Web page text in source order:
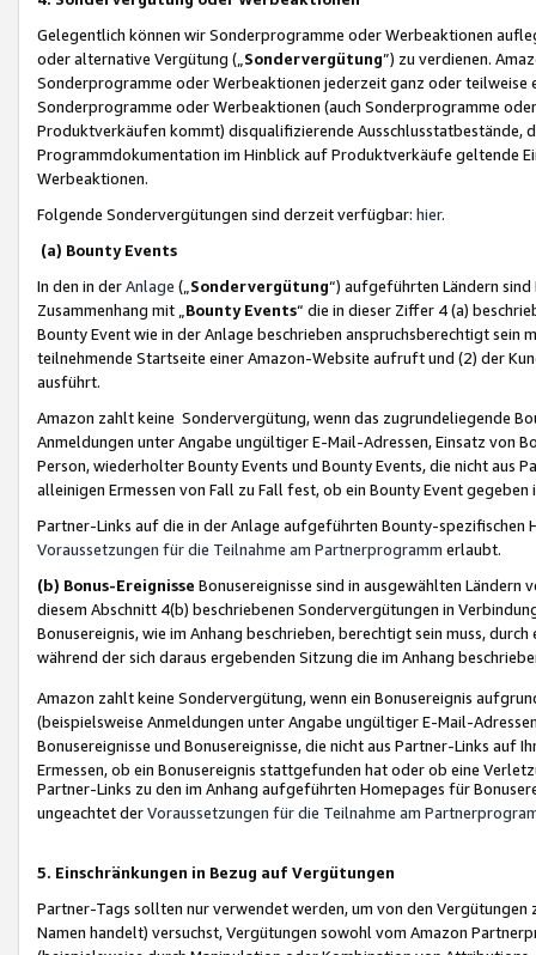
Gelegentlich können wir Sonderprogramme oder Werbeaktionen
oder alternative Vergütung („ Sondervergütung”) zu verdienen.
Sonderprogramme oder Werbeaktionen jederzeit ganz oder
Sonderprogramme oder Werbeaktionen (auch Sonderprogramme
Produktverkäufen kommt) disqualifizierende Ausschlusstatbestände,
Programmdokumentation im Hinblick auf Produktverkäufe geltende
Werbeaktionen.
Folgende Sondervergütungen sind derzeit verfügbar: hier.
(a) Bounty Events
In den in derAnlage („ Sondervergütung“) aufgeführten Ländern
Zusammenhang mit „ Bounty Events“ die in dieser Ziffer 4 (a)
Bounty Event wie in der Anlage beschrieben anspruchsberechtigt sein
teilnehmende Startseite einer Amazon-Website aufruft und (2) der
ausführt.
Amazon zahlt keine Sondervergütung, wenn das zugrundeliegende
Anmeldungen unter Angabe ungültiger E-Mail-Adressen, Einsatz von
Person, wiederholter Bounty Events und Bounty Events, die nicht
alleinigen Ermessen von Fall zu Fall fest, ob ein Bounty Event
Partner-Links auf die in der Anlage aufgeführten Bounty-spezifischen
Voraussetzungen für die Teilnahme am Partnerprogramm erlaubt.
(b) Bonus-Ereignisse Bonusereignisse sind in ausgewählten Ländern
diesem Abschnitt 4(b) beschriebenen Sondervergütungen in
Bonusereignis, wie im Anhang beschrieben, berechtigt sein muss,
während der sich daraus ergebenden Sitzung die im Anhang
Amazon zahlt keine Sondervergütung, wenn ein Bonusereignis
(beispielsweise Anmeldungen unter Angabe ungültiger E-Mail-
Bonusereignisse und Bonusereignisse, die nicht aus Partner-Links auf
Ermessen, ob ein Bonusereignis stattgefunden hat oder ob eine
Partner-Links zu den im Anhang aufgeführten Homepages für
ungeachtet derVoraussetzungen für die Teilnahme am
5. Einschränkungen in Bezug auf Vergütungen
Partner-Tags sollten nur verwendet werden, um von den
Namen handelt) versuchst, Vergütungen sowohl vom Amazon